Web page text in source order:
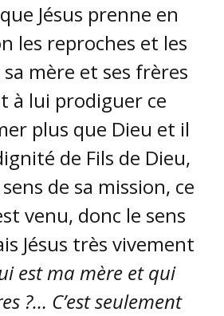
Jésus prenne en
les reproches et les
mère et ses frères
à lui prodiguer ce
plus que Dieu et il
de Fils de Dieu,
de sa mission, ce
venu, donc le sens
Jésus très vivement
est ma mère et qui
?… C’est seulement